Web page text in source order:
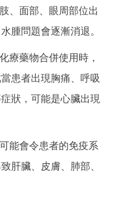
、面部、眼周部位出
腫問題會逐漸消退。
療藥物合併使用時，
患者出現胸痛、呼吸
狀，可能是心臟出現
能會令患者的免疫系
肝臟、皮膚、肺部、